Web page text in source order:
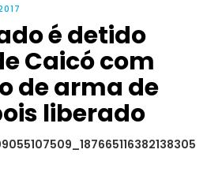
é detido
Caicó com
de arma de
liberado